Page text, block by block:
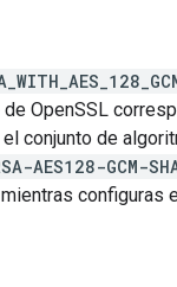
OpenSSL
conjunto de
AES128-GCM-
mientras configuras